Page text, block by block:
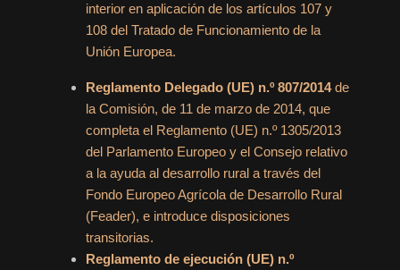
interior en aplicación de los artículos 107 y
108 del Tratado de Funcionamiento de la
Unión Europea.
Reglamento Delegado (UE) n.º 807/2014 de
la Comisión, de 11 de marzo de 2014, que
completa el Reglamento (UE) n.º 1305/2013
del Parlamento Europeo y el Consejo relativo
a la ayuda al desarrollo rural a través del
Fondo Europeo Agrícola de Desarrollo Rural
(Feader), e introduce disposiciones
transitorias.
Reglamento de ejecución (UE) n.º